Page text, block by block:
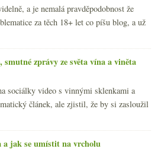
a je nemalá pravděpodobnost že
za těch 18+ let co píšu blog, a už
zprávy ze světa vína a viněta
sociálky video s vinnými sklenkami a
článek, ale zjistil, že by si zasloužil
a jak se umístit na vrcholu